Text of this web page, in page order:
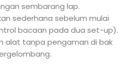
sembarang lap.
sederhana sebelum mulai
bacaan pada dua set-up).
alat tanpa pengaman di bak